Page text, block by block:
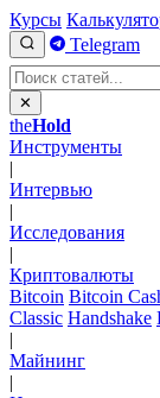
Курсы
Telegram
✕
theHold
Инструменты
|
Интервью
|
Исследования
|
Криптовалюты
Bitcoin Bitcoin
Classic Handshake
|
Майнинг
|